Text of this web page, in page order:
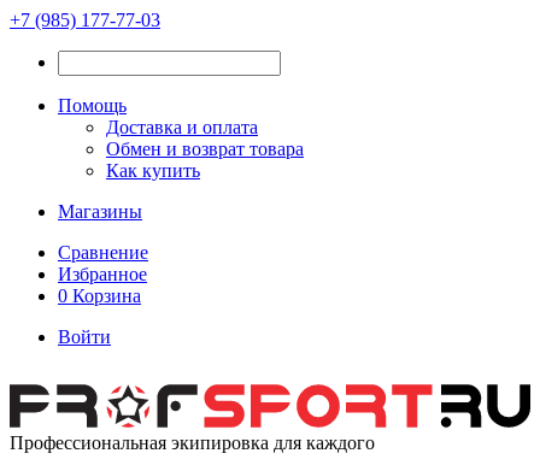
+7 (985) 177-77-03
Помощь
Доставка и оплата
Обмен и возврат товара
Как купить
Магазины
Сравнение
Избранное
0 Корзина
Войти
Профессиональная экипировка для каждого